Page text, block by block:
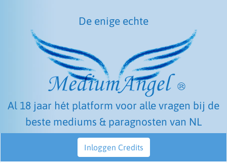
De enige echte
Al 18 jaar hét platform voor alle vragen bij de
beste mediums & paragnosten van NL
Inloggen Credits